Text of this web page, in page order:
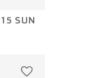
SUN